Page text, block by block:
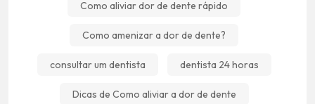
Como aliviar dor de dente rápido
Como amenizar a dor de dente?
consultar um dentista dentista 24 horas
Dicas de Como aliviar a dor de dente